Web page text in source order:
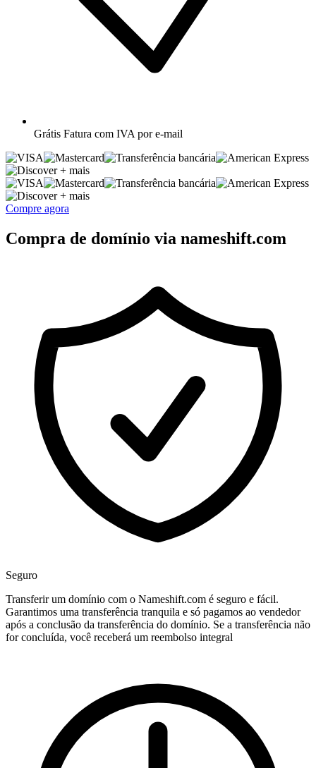
Grátis Fatura com IVA por e-mail
+ mais
+ mais
Compre agora
Compra de domínio via nameshift.com
Seguro
Transferir um domínio com o Nameshift.com é seguro e fácil.
Garantimos uma transferência tranquila e só pagamos ao vendedor
após a conclusão da transferência do domínio. Se a transferência não
for concluída, você receberá um reembolso integral